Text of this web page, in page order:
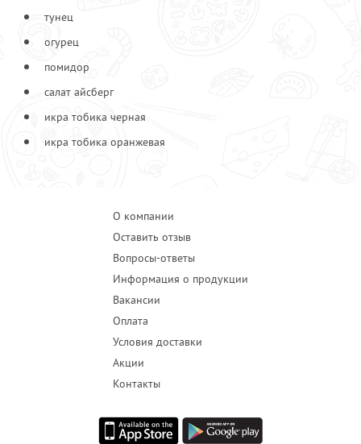
тунец
огурец
помидор
салат айсберг
икра тобика черная
икра тобика оранжевая
О компании
Оставить отзыв
Вопросы-ответы
Информация о продукции
Вакансии
Оплата
Условия доставки
Акции
Контакты